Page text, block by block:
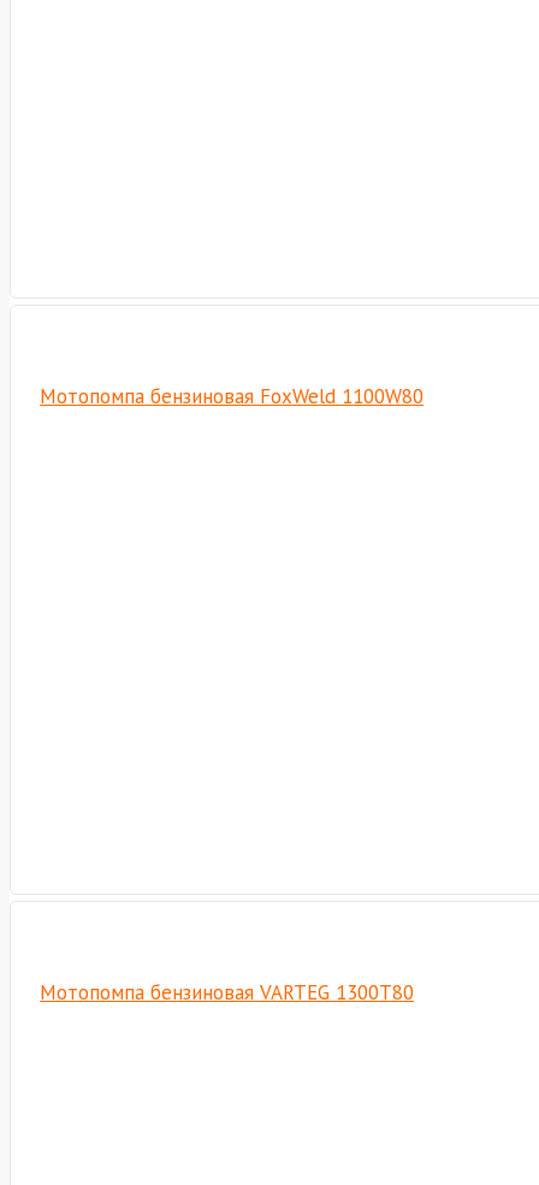
Мотопомпа бензиновая FoxWeld 1100W80
Мотопомпа бензиновая VARTEG 1300T80